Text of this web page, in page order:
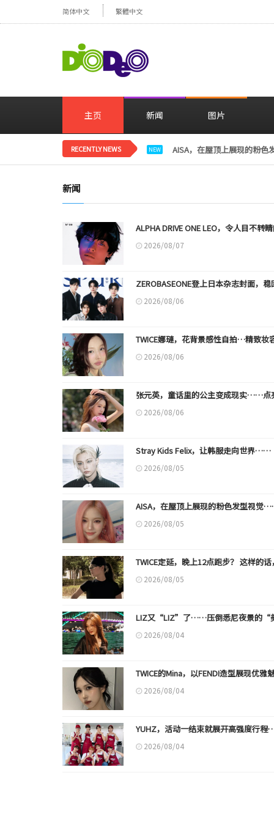
简体中文 繁體中文
主页 新闻 图片
RECENTLY NEWS NEW AISA，在屋顶上展现的粉
新闻
ALPHA DRIVE ONE LEO，令人目不转
2026/08/07
ZEROBASEONE登上日本杂志封面，
2026/08/06
TWICE娜璉，花背景感性自拍…精致妆
2026/08/06
张元英，童话里的公主变成现实……点
2026/08/06
Stray Kids Felix，让韩服走向世界
2026/08/05
AISA，在屋顶上展现的粉色发型视觉
2026/08/05
TWICE定延，晚上12点跑步？ 这样的
2026/08/05
LIZ又“LIZ”了……压倒悉尼夜景的“
2026/08/04
TWICE的Mina，以FENDI造型展现优雅
2026/08/04
YUHZ，活动一结束就展开高强度行
2026/08/04